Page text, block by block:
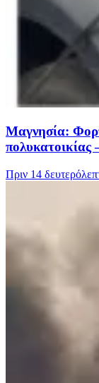
Μαγνησία:
πολυκατοικίας
Πριν 14